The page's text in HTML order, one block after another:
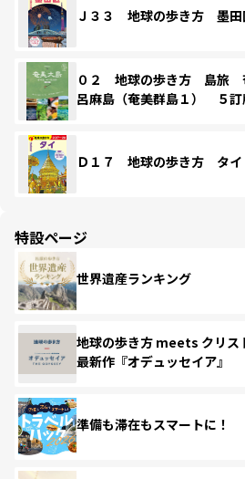
Ｊ３３ 地球の歩き方 墨田
０２ 地球の歩き方 島旅
呂麻島（奄美群島１） ５訂
Ｄ１７ 地球の歩き方 タ
特設ページ
世界遺産ランキング
地球の歩き方 meets クリス
最新作『オデュッセイア』
準備も滞在もスマートに！